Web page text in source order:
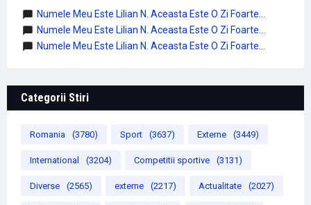
Numele Meu Este Lilian N. Aceasta Este O Zi Foarte...
Numele Meu Este Lilian N. Aceasta Este O Zi Foarte...
Numele Meu Este Lilian N. Aceasta Este O Zi Foarte...
Categorii Stiri
Romania (3780) Sport (3637) Externe (3449)
International (3204) Competitii sportive (3131)
Diverse (2565) externe (2217) Actualitate (2027)